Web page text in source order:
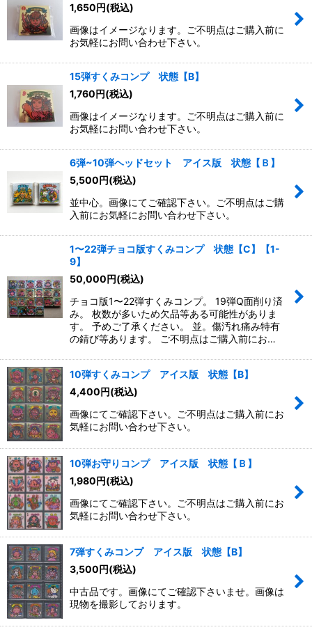
1,650円(税込)
画像はイメージなります。ご不明点はご購入前に
お気軽にお問い合わせ下さい。
15弾すくみコンプ 状態【B】
1,760円(税込)
画像はイメージなります。ご不明点はご購入前に
お気軽にお問い合わせ下さい。
6弾~10弾ヘッドセット アイス版 状態【Ｂ】
5,500円(税込)
並中心。画像にてご確認下さい。ご不明点はご購
入前にお気軽にお問い合わせ下さい。
1〜22弾チョコ版すくみコンプ 状態【C】【1-
9】
50,000円(税込)
チョコ版1〜22弾すくみコンプ。 19弾Q面削り済
み。 枚数が多いため欠品等ある可能性がありま
す。 予めご了承ください。 並。傷汚れ痛み特有
の錆び等あります。 ご不明点はご購入前にお…
10弾すくみコンプ アイス版 状態【B】
4,400円(税込)
画像にてご確認下さい。ご不明点はご購入前にお
気軽にお問い合わせ下さい。
10弾お守りコンプ アイス版 状態【Ｂ】
1,980円(税込)
画像にてご確認下さい。ご不明点はご購入前にお
気軽にお問い合わせ下さい。
7弾すくみコンプ アイス版 状態【B】
3,500円(税込)
中古品です。画像にてご確認下さいませ。画像は
現物を撮影しております。